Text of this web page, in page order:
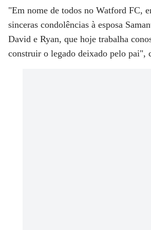
"Em nome de todos no Watford FC,
sinceras condolências à esposa
David e Ryan, que hoje trabalha
construir o legado deixado pelo pai",